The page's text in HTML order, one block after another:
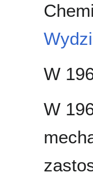
W
W